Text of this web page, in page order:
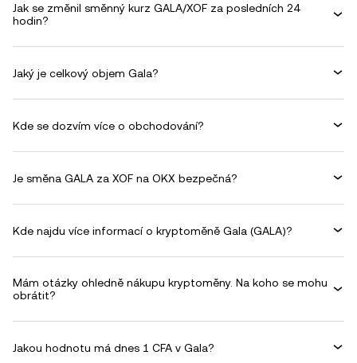
Jak se změnil směnný kurz GALA/XOF za posledních 24
hodin?
Jaký je celkový objem Gala?
Kde se dozvím více o obchodování?
Je směna GALA za XOF na OKX bezpečná?
Kde najdu více informací o kryptoměně Gala (GALA)?
Mám otázky ohledně nákupu kryptoměny. Na koho se mohu
obrátit?
Jakou hodnotu má dnes 1 CFA v Gala?